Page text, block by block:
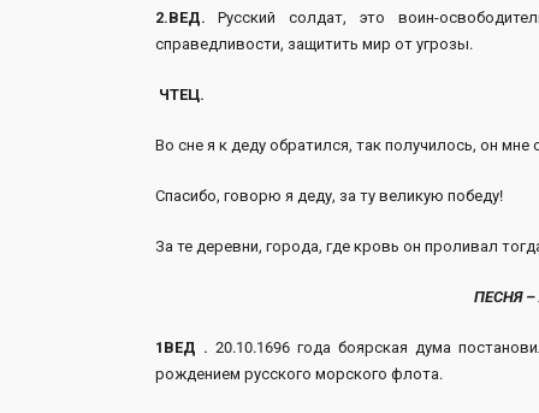
2.ВЕД. Русский солдат, это воин-
справедливости, защитить мир от угрозы.
ЧТЕЦ.
Во сне я к деду обратился, так получилось, он мне
Спасибо, говорю я деду, за ту великую победу!
За те деревни, города, где кровь он проливал
ПЕСНЯ
1ВЕД . 20.10.1696 года боярская дума
рождением русского морского флота.